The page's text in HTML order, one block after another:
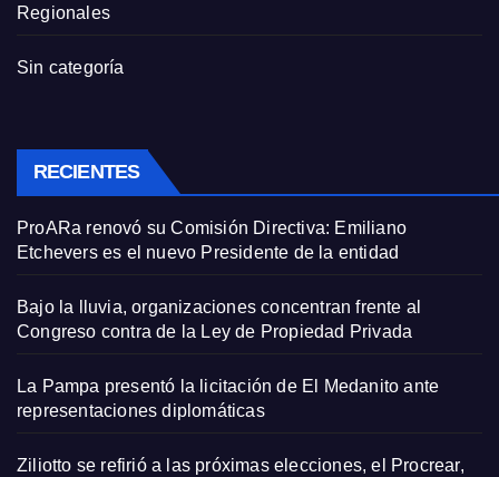
Regionales
Sin categoría
RECIENTES
ProARa renovó su Comisión Directiva: Emiliano
Etchevers es el nuevo Presidente de la entidad
Bajo la lluvia, organizaciones concentran frente al
Congreso contra de la Ley de Propiedad Privada
La Pampa presentó la licitación de El Medanito ante
representaciones diplomáticas
Ziliotto se refirió a las próximas elecciones, el Procrear,